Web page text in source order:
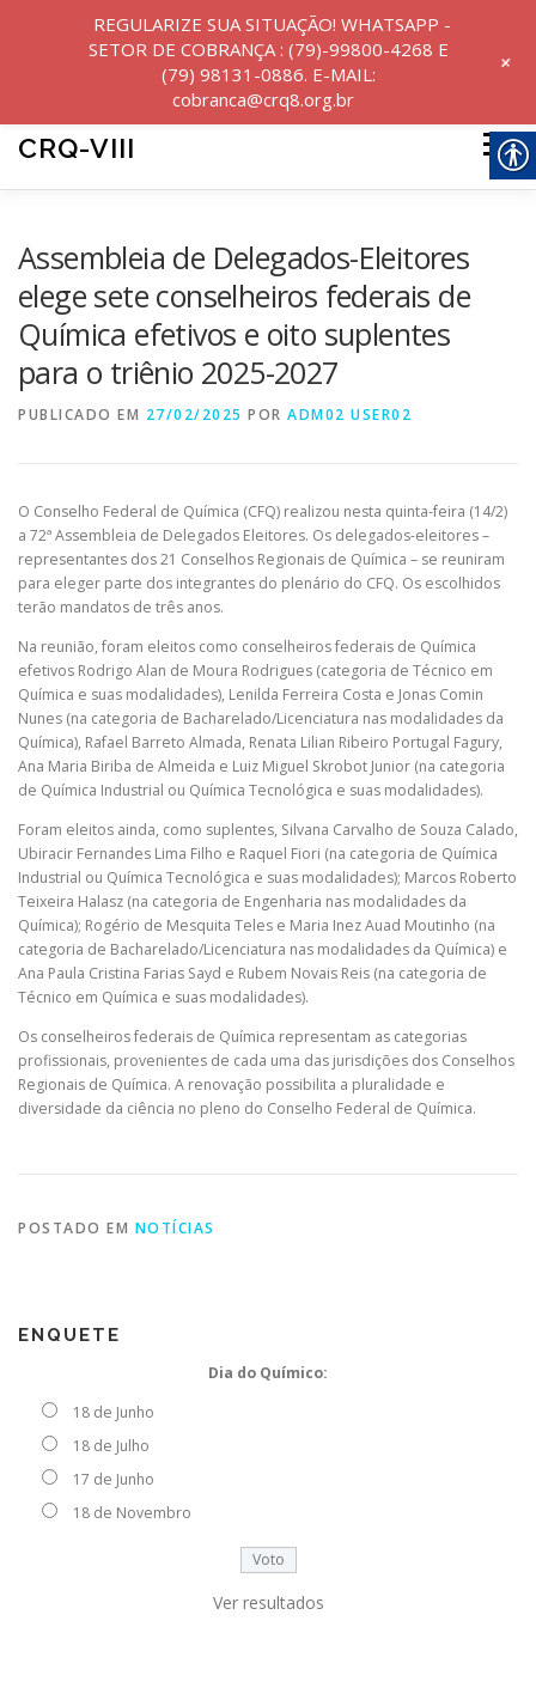
CRQ-VIII Menu
SERVIÇOS
TRANSPARÊNCIA E PRESTAÇÃO DE CONTAS
PERGUNTAS FREQUENTES
PESQUISA DE SATISFAÇÃO CONTATO
Assembleia de Delegados-Eleitores
elege sete conselheiros federais de
Química efetivos e oito suplentes
para o triênio 2025-2027
PUBLICADO EM 27/02/2025 POR ADM02 USER02
O Conselho Federal de Química (CFQ) realizou nesta quinta-feira (14/2)
a 72ª Assembleia de Delegados Eleitores. Os delegados-eleitores –
representantes dos 21 Conselhos Regionais de Química – se reuniram
para eleger parte dos integrantes do plenário do CFQ. Os escolhidos
terão mandatos de três anos.
​Na reunião, foram eleitos como conselheiros federais de Química
efetivos Rodrigo Alan de Moura Rodrigues (categoria de Técnico em
Química e suas modalidades), Lenilda Ferreira Costa e Jonas Comin
Nunes (na categoria de Bacharelado/Licenciatura nas modalidades da
Química), Rafael Barreto Almada, Renata Lilian Ribeiro Portugal Fagury,
Ana Maria Biriba de Almeida e Luiz Miguel Skrobot Junior (na categoria
de Química Industrial ou Química Tecnológica e suas modalidades).
Foram eleitos ainda, como suplentes, Silvana Carvalho de Souza Calado,
Ubiracir Fernandes Lima Filho e Raquel Fiori (na categoria de Química
Industrial ou Química Tecnológica e suas modalidades); Marcos Roberto
Teixeira Halasz (na categoria de Engenharia nas modalidades da
Química); Rogério de Mesquita Teles e Maria Inez Auad Moutinho (na
categoria de Bacharelado/Licenciatura nas modalidades da Química) e
Ana Paula Cristina Farias Sayd e Rubem Novais Reis (na categoria de
Técnico em Química e suas modalidades).
Os conselheiros federais de Química representam as categorias
profissionais, provenientes de cada uma das jurisdições dos Conselhos
Regionais de Química. A renovação possibilita a pluralidade e
diversidade da ciência no pleno do Conselho Federal de Química.
POSTADO EM NOTÍCIAS
ENQUETE
Dia do Químico:
18 de Junho
18 de Julho
17 de Junho
18 de Novembro
Ver resultados
REGULARIZE SUA SITUAÇÃO! WHATSAPP -
SETOR DE COBRANÇA : (79)-99800-4268 E
(79) 98131-0886. E-MAIL:
cobranca@crq8.org.br
+